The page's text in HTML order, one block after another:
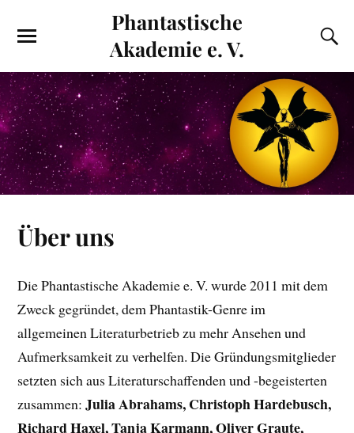
Phantastische
Akademie e. V.
Über uns
Die Phantastische Akademie e. V. wurde 2011 mit dem
Zweck gegründet, dem Phantastik-Genre im
allgemeinen Literaturbetrieb zu mehr Ansehen und
Aufmerksamkeit zu verhelfen. Die Gründungsmitglieder
setzten sich aus Literaturschaffenden und -begeisterten
zusammen:Julia Abrahams, Christoph Hardebusch,
Richard Haxel, Tanja Karmann, Oliver Graute,